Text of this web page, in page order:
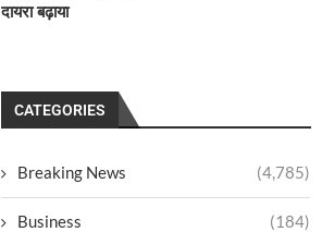
दायरा बढ़ाया
CATEGORIES
Breaking News (4,785)
Business (184)